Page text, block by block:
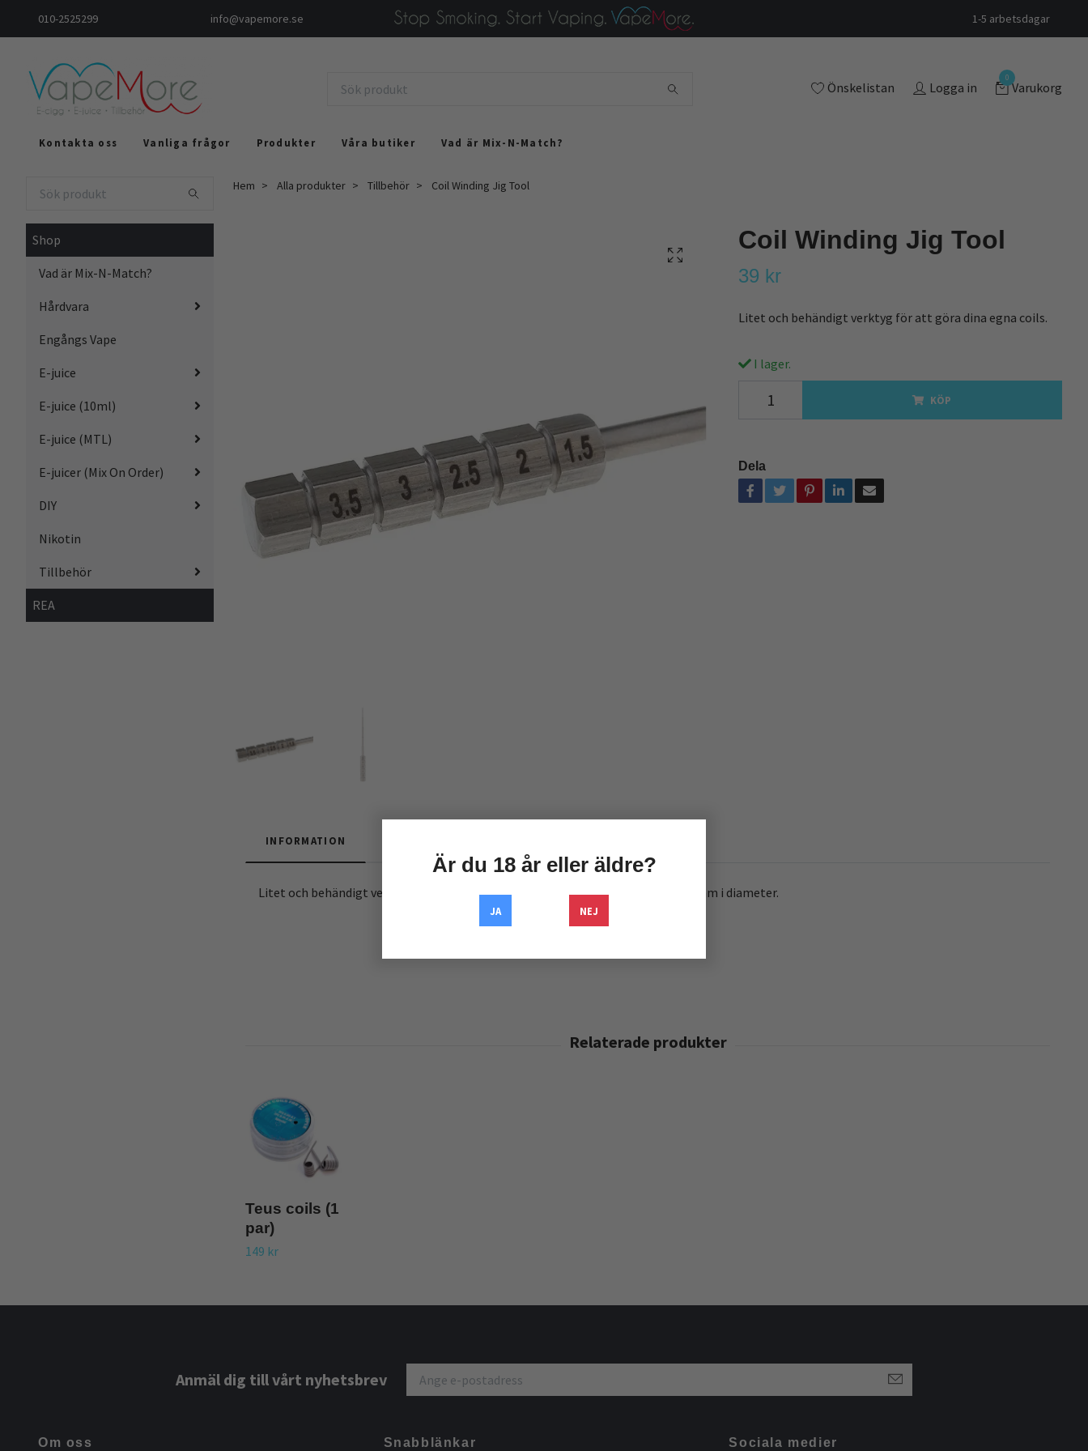
Är du 18 år eller äldre?
JA NEJ
010-2525299 info@vapemore.se 1-5 arbetsdagar
Önskelistan Logga in
0
Varukorg
Kontakta oss Vanliga frågor Produkter Våra butiker Vad är Mix-N-Match?
Shop
Vad är Mix-N-Match?
Hårdvara
Engångs Vape
E-juice
E-juice (10ml)
E-juice (MTL)
E-juicer (Mix On Order)
DIY
Nikotin
Tillbehör
REA
Hem Alla produkter Tillbehör Coil Winding Jig Tool
Coil Winding Jig Tool
39 kr
Litet och behändigt verktyg för att göra dina egna coils.
I lager.
KÖP
Dela
INFORMATION
Litet och behändigt verktyg för att göra dina egna coils. Välj från 1,5mm till 3,5mm i diameter.
Teus coils (1
par)
149 kr
Anmäl dig till vårt nyhetsbrev
Om oss Snabblänkar Sociala medier